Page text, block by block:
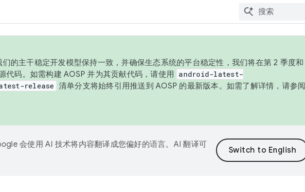
的主干稳定开发模型保持一致，并确保生态系统的平台稳定性，我们将在第 2 季度和
代码。如需构建 AOSP 并为其贡献代码，请使用 android-latest-
release 清单分支将始终引用推送到 AOSP 的最新版本。如需了解详情，请参阅
会使用 AI 技术将内容翻译成您偏好的语言。AI 翻译可